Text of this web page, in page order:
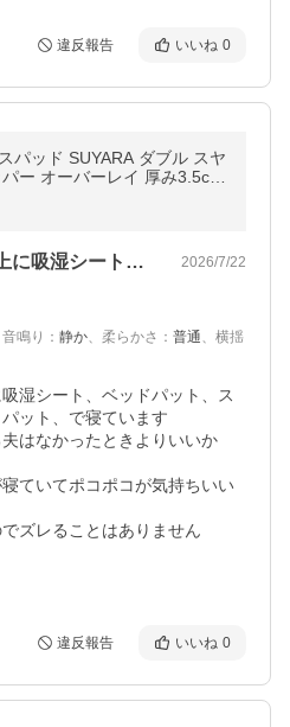
違反報告 いいね 0
パッド SUYARA ダブル スヤ
ー オーバーレイ 厚み3.5cm
イマットレス Dサイズ 2460
ベッドのマットレスの上に吸湿シート、ベ… 2026/7/22
音鳴り ： 静か、 柔らかさ ： 普通、 横揺
湿シート、ベッドパット、ス
ット、で寝ています
はなかったときよりいいか
ていてポコポコが気持ちいい
ズレることはありません
違反報告 いいね 0